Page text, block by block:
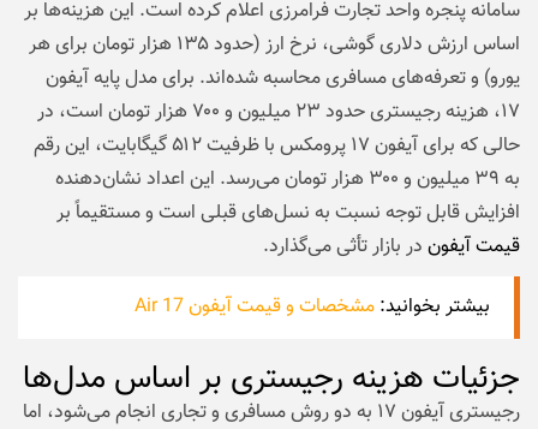
سامانه پنجره واحد تجارت فرامرزی اعلام کرده است. این هزینه‌ها بر
اساس ارزش دلاری گوشی، نرخ ارز (حدود ۱۳۵ هزار تومان برای هر
یورو) و تعرفه‌های مسافری محاسبه شده‌اند. برای مدل پایه آیفون
۱۷، هزینه رجیستری حدود ۲۳ میلیون و ۷۰۰ هزار تومان است، در
حالی که برای آیفون ۱۷ پرومکس با ظرفیت ۵۱۲ گیگابایت، این رقم
به ۳۹ میلیون و ۳۰۰ هزار تومان می‌رسد. این اعداد نشان‌دهنده
افزایش قابل توجه نسبت به نسل‌های قبلی است و مستقیماً بر
قیمت آیفون در بازار تأثی می‌گذارد.
بیشتر بخوانید: مشخصات و قیمت آیفون 17 Air
جزئیات هزینه رجیستری بر اساس مدل‌ها
رجیستری آیفون ۱۷ به دو روش مسافری و تجاری انجام می‌شود، اما